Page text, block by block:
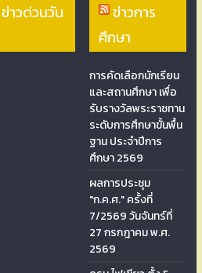
ข่าวด่วนวัน
ข่าวการ
ศึกษา
การคัดเลือกนักเรียน
และสถานศึกษา เพื่อ
รับรางวัลพระราชทาน
ระดับการศึกษาขั้นพื้น
ฐาน ประจำปีการ
ศึกษา 2569
ผลการประชุม
"ก.ค.ศ." ครั้งที่
7/2569 วันจันทร์ที่
27 กรกฎาคม พ.ศ.
2569